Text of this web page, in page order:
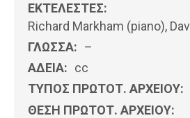
ΕΚΤΕΛΕΣΤΕΣ:
Richard Markham (piano),
ΓΛΩΣΣΑ: –
ΑΔΕΙΑ: cc
ΤΥΠΟΣ ΠΡΩΤΟΤ. ΑΡΧΕΙΟΥ:
ΘΕΣΗ ΠΡΩΤΟΤ. ΑΡΧΕΙΟΥ: